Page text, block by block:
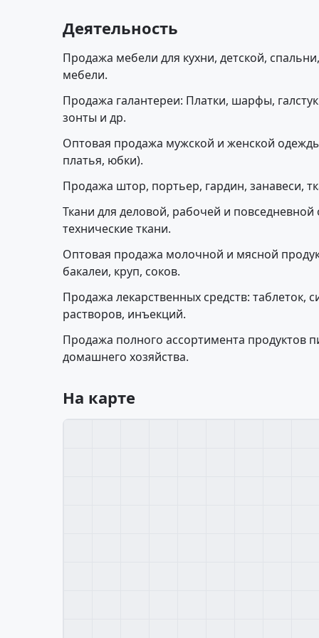
Деятельность
Продажа мебели для кухни, детской,
мебели.
Продажа галантереи: Платки, шарфы,
зонты и др.
Оптовая продажа мужской и женской
платья, юбки).
Продажа штор, портьер, гардин, занавеси,
Ткани для деловой, рабочей и
технические ткани.
Оптовая продажа молочной и мясной
бакалеи, круп, соков.
Продажа лекарственных средств: таблеток,
растворов, инъекций.
Продажа полного ассортимента продуктов
домашнего хозяйства.
На карте